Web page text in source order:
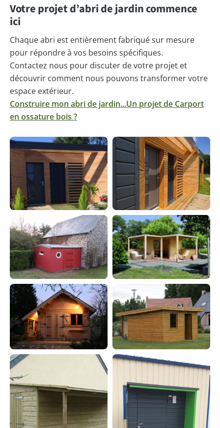
Votre projet d’abri de jardin commence
ici
Chaque abri est entièrement fabriqué sur mesure
pour répondre à vos besoins spécifiques.
Contactez nous pour discuter de votre projet et
découvrir comment nous pouvons transformer votre
espace extérieur.
Construire mon abri de jardin...Un projet de Carport
en ossature bois ?